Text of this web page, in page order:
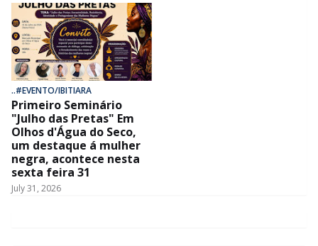
..#EVENTO/IBITIARA
Primeiro Seminário
"Julho das Pretas" Em
Olhos d'Água do Seco,
um destaque á mulher
negra, acontece nesta
sexta feira 31
July 31, 2026